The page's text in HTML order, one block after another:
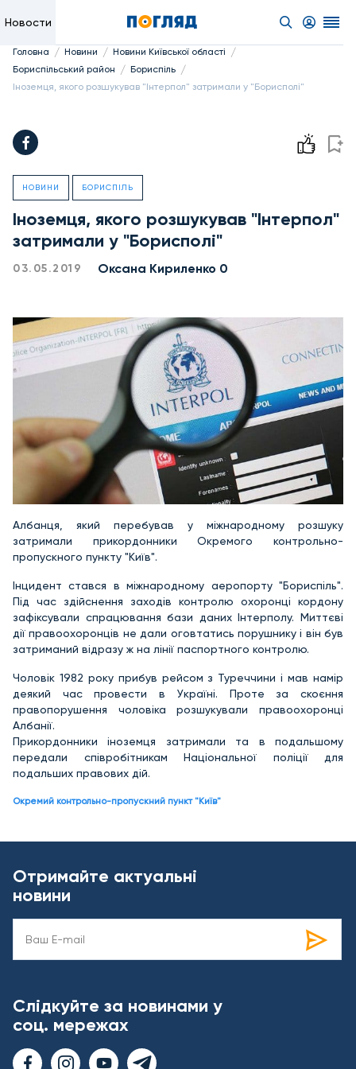
Новости
Головна / Новини / Новини Київської області /
Бориспільський район / Бориспіль /
Іноземця, якого розшукував "Інтерпол" затримали у "Борисполі"
НОВИНИ БОРИСПІЛЬ
Іноземця, якого розшукував "Інтерпол"
затримали у "Борисполі"
03.05.2019 Оксана Кириленко 0
Албанця, який перебував у міжнародному розшуку
затримали прикордонники Окремого контрольно-
пропускного пункту "Київ".
Інцидент стався в міжнародному аеропорту "Бориспіль".
Під час здійснення заходів контролю охоронці кордону
зафіксували спрацювання бази даних Інтерполу. Миттєві
дії правоохоронців не дали оговтатись порушнику і він був
затриманий відразу ж на лінії паспортного контролю.
Чоловік 1982 року прибув рейсом з Туреччини і мав намір
деякий час провести в Україні. Проте за скоєння
правопорушення чоловіка розшукували правоохоронці
Албанії.
Прикордонники іноземця затримали та в подальшому
передали співробітникам Національної поліції для
подальших правових дій.
Окремий контрольно-пропускний пункт "Київ"
Отримайте актуальні
новини
Слідкуйте за новинами у
соц. мережах